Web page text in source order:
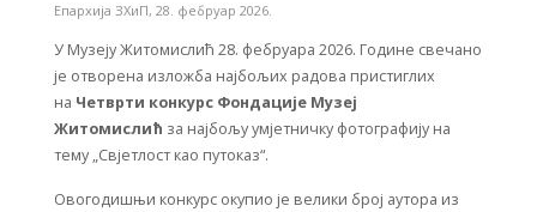
Епархија ЗХиП, 28. фебруар 2026.
У Музеју Житомислић 28. фебруара 2026. Године свечано
је отворена изложба најбољих радова пристиглих
на Четврти конкурс Фондације Музеј
Житомислић за најбољу умјетничку фотографију на
тему „Свјетлост као путоказ“.
Овогодишњи конкурс окупио је велики број аутора из